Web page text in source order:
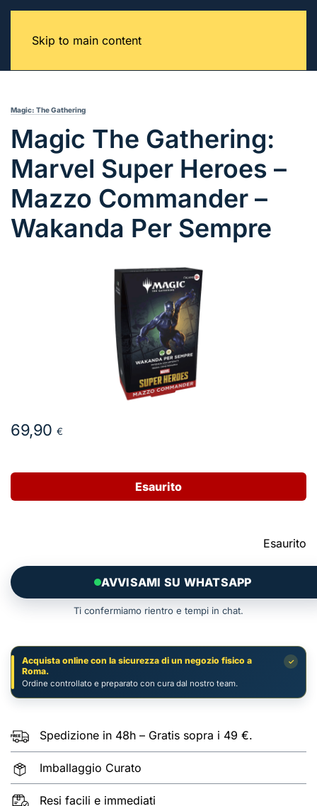
Skip to main content
Magic: The Gathering
Magic The Gathering:
Marvel Super Heroes –
Mazzo Commander –
Wakanda Per Sempre
69,90 €
Esaurito
Esaurito
AVVISAMI SU WHATSAPP
Ti confermiamo rientro e tempi in chat.
✓
Acquista online con la sicurezza di un negozio fisico a
Roma.
Ordine controllato e preparato con cura dal nostro team.
Spedizione in 48h – Gratis sopra i 49 €.
Imballaggio Curato
Resi facili e immediati